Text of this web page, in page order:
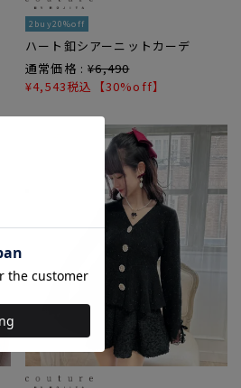
2buy20%off
ハート釦シアーニットカーデ
通常価格 : ¥6,490
¥4,543税込 【30%off】